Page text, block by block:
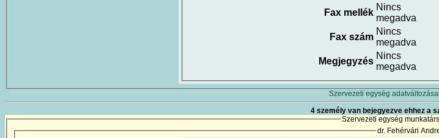
Fax mellék
Nincs
megadva
Fax szám
Nincs
megadva
Megjegyzés
Nincs
megadva
Szervezeti egység
4 személy van bejegyezve ehhez a
Szervezeti egység
dr. Fehérvári